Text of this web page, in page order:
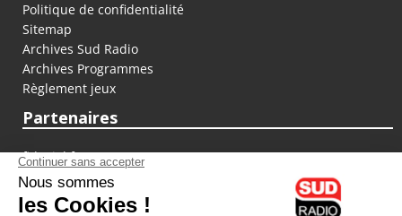
Politique de confidentialité
Sitemap
Archives Sud Radio
Archives Programmes
Règlement jeux
Partenaires
fiducial.fr
lyoncapitale.fr
olympique-et-lyonnais.com